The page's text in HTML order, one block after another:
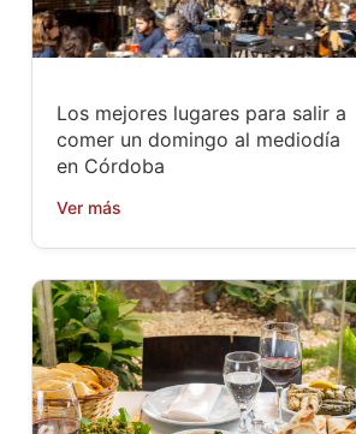
Los mejores lugares para salir a
comer un domingo al mediodía
en Córdoba
Ver más